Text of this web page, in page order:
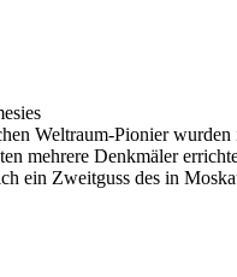
Weltraum-Pionier wurden
mehrere Denkmäler
ein Zweitguss des in